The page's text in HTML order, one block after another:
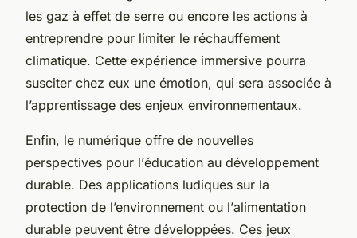
les gaz à effet de serre ou encore les actions à
entreprendre pour limiter le réchauffement
climatique. Cette expérience immersive pourra
susciter chez eux une émotion, qui sera associée à
l’apprentissage des enjeux environnementaux.
Enfin, le numérique offre de nouvelles
perspectives pour l’éducation au développement
durable. Des applications ludiques sur la
protection de l’environnement ou l’alimentation
durable peuvent être développées. Ces jeux